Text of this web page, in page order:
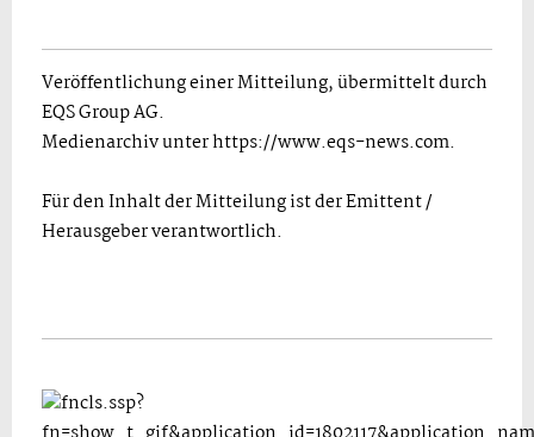
Veröffentlichung einer Mitteilung, übermittelt durch
EQS Group AG.
Medienarchiv unter https://www.eqs-news.com.
Für den Inhalt der Mitteilung ist der Emittent /
Herausgeber verantwortlich.